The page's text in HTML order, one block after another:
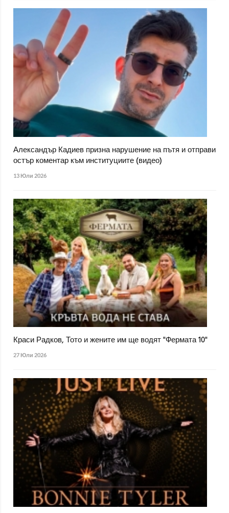
Александър Кадиев призна нарушение на пътя и отправи
остър коментар към институциите (видео)
13 Юли 2026
Краси Радков, Тото и жените им ще водят "Фермата 10"
27 Юли 2026